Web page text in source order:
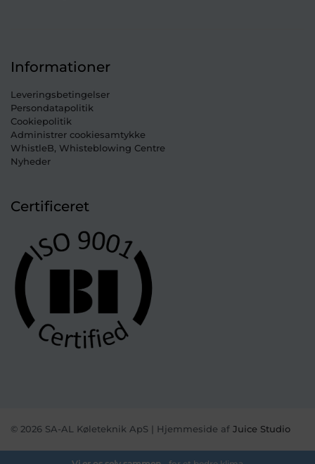
Informationer
Leveringsbetingelser
Persondatapolitik
Cookiepolitik
Administrer cookiesamtykke
WhistleB, Whisteblowing Centre
Nyheder
Certificeret
© 2026 SA-AL Køleteknik ApS | Hjemmeside af Juice Studio